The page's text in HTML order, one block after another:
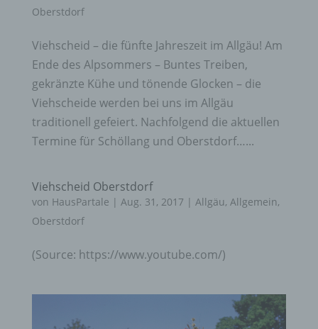
Oberstdorf
Viehscheid – die fünfte Jahreszeit im Allgäu! Am
Ende des Alpsommers – Buntes Treiben,
gekränzte Kühe und tönende Glocken – die
Viehscheide werden bei uns im Allgäu
traditionell gefeiert. Nachfolgend die aktuellen
Termine für Schöllang und Oberstdorf…...
Viehscheid Oberstdorf
von HausPartale | Aug. 31, 2017 | Allgäu, Allgemein,
Oberstdorf
(Source: https://www.youtube.com/)